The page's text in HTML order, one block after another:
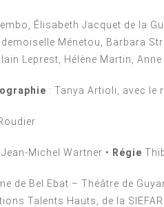
Élisabeth Jacquet de la
Ménetou, Barbara
Leprest, Hélène Martin, Anne
: Tanya Artioli, avec le
Jean-Michel Wartner • Régie
de Bel Ebat – Théâtre de
Talents Hauts, de la